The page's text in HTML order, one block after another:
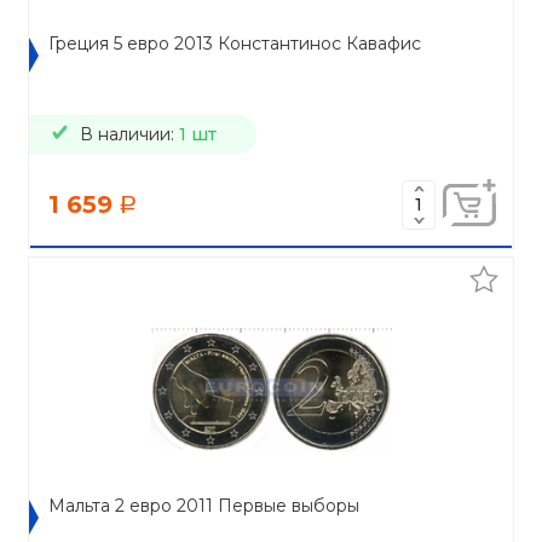
Греция 5 евро 2013 Константинос Кавафис
В наличии: 1 шт
1 659 a
Мальта 2 евро 2011 Первые выборы